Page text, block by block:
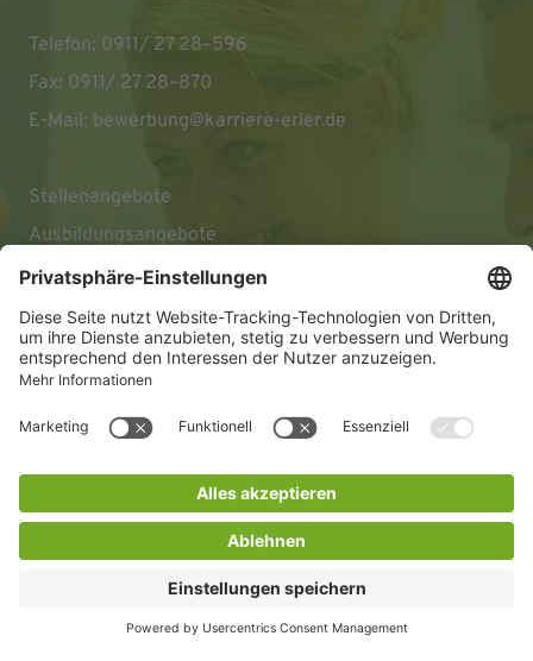
Telefon: 0911/ 27 28–596
Fax: 0911/ 27 28–870
E-Mail: bewerbung@karriere-erler.de
Stellenangebote
Ausbildungsangebote
Impressum
Datenschutz
Barrierefreiheitserklärung
© 2026 KLINIKEN DR. ERLER